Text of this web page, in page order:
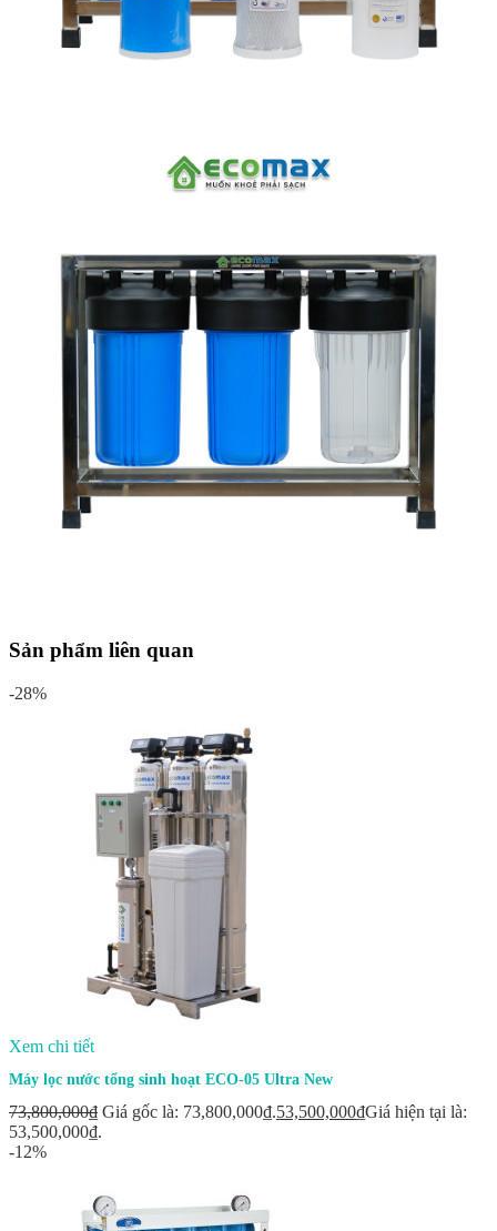
Sản phẩm liên quan
-28%
Xem chi tiết
Máy lọc nước tổng sinh hoạt ECO-05 Ultra New
73,800,000₫ Giá gốc là: 73,800,000₫.53,500,000₫Giá hiện tại là:
53,500,000₫.
-12%